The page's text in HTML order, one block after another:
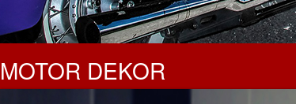
MOTOR DEKOR